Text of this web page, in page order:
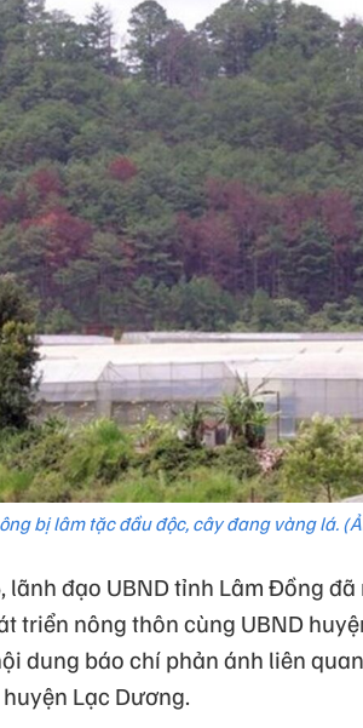
bị lâm tặc đầu độc, cây đang vàng lá.
lãnh đạo UBND tỉnh Lâm Đồng
triển nông thôn cùng UBND
dung báo chí phản ánh liên
Lạc Dương.